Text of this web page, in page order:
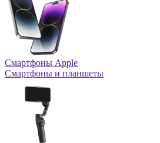
Смартфоны Apple
Смартфоны и планшеты